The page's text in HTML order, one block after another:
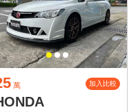
萬 加入比較